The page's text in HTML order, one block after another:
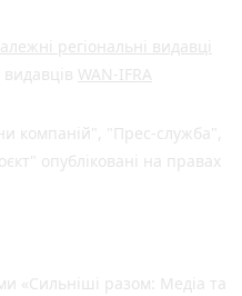
регіональні видавці
видавців WAN-IFRA
компаній", "Прес-служба",
опубліковані на правах
«Сильніші разом: Медіа та